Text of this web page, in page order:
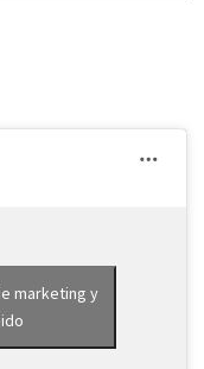
marketing y